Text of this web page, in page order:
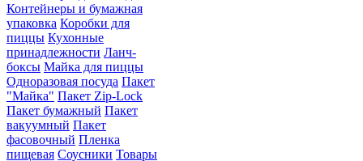
Контейнеры и бумажная
упаковка Коробки для
пиццы Кухонные
принадлежности Ланч-
боксы Майка для пиццы
Одноразовая посуда Пакет
"Майка" Пакет Zip-Lock
Пакет бумажный Пакет
вакуумный Пакет
фасовочный Пленка
пищевая Соусники Товары